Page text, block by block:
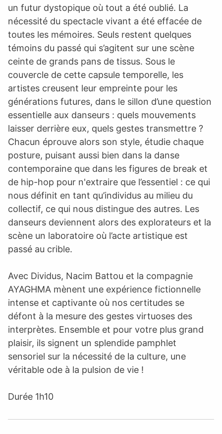
un futur dystopique où tout a été oublié. La
nécessité du spectacle vivant a été effacée de
toutes les mémoires. Seuls restent quelques
témoins du passé qui s’agitent sur une scène
ceinte de grands pans de tissus. Sous le
couvercle de cette capsule temporelle, les
artistes creusent leur empreinte pour les
générations futures, dans le sillon d’une question
essentielle aux danseurs : quels mouvements
laisser derrière eux, quels gestes transmettre ?
Chacun éprouve alors son style, étudie chaque
posture, puisant aussi bien dans la danse
contemporaine que dans les figures de break et
de hip-hop pour n'extraire que l’essentiel : ce qui
nous définit en tant qu’individus au milieu du
collectif, ce qui nous distingue des autres. Les
danseurs deviennent alors des explorateurs et la
scène un laboratoire où l’acte artistique est
passé au crible.
Avec Dividus, Nacim Battou et la compagnie
AYAGHMA mènent une expérience fictionnelle
intense et captivante où nos certitudes se
défont à la mesure des gestes virtuoses des
interprètes. Ensemble et pour votre plus grand
plaisir, ils signent un splendide pamphlet
sensoriel sur la nécessité de la culture, une
véritable ode à la pulsion de vie !
Durée 1h10